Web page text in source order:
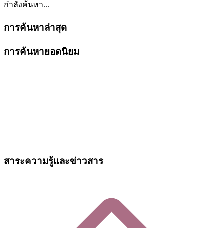
กำลังค้นหา...
การค้นหาล่าสุด
การค้นหายอดนิยม
สาระความรู้และข่าวสาร